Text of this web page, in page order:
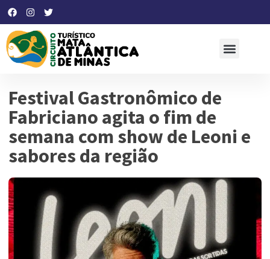
Festival Gastronômico de
Fabriciano agita o fim de
semana com show de Leoni e
sabores da região